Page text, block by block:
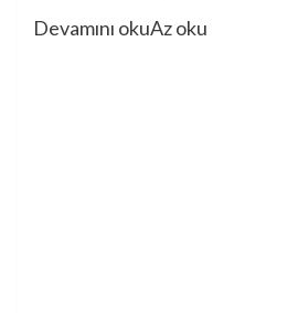
Devamını okuAz oku